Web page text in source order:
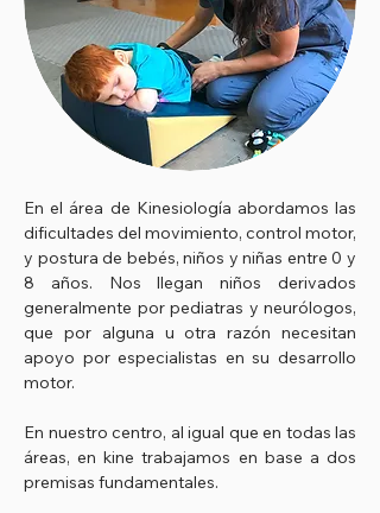
En el área de Kinesiología abordamos las
dificultades del movimiento, control motor,
y postura de bebés, niños y niñas entre 0 y
8 años. Nos llegan niños derivados
generalmente por pediatras y neurólogos,
que por alguna u otra razón necesitan
apoyo por especialistas en su desarrollo
motor.
En nuestro centro, al igual que en todas las
áreas, en kine trabajamos en base a dos
premisas fundamentales.